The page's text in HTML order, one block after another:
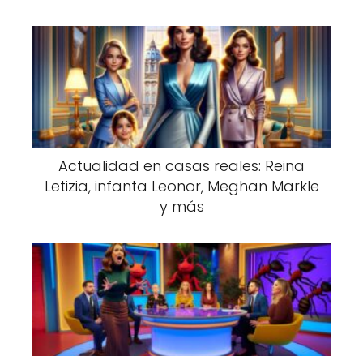
Actualidad en casas reales: Reina
Letizia, infanta Leonor, Meghan Markle
y más